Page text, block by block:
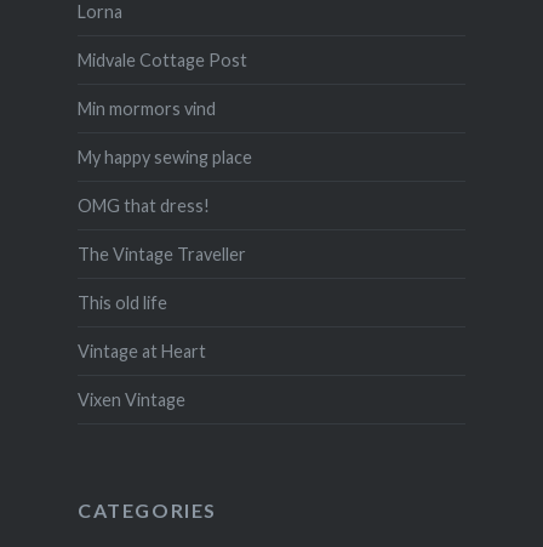
Lorna
Midvale Cottage Post
Min mormors vind
My happy sewing place
OMG that dress!
The Vintage Traveller
This old life
Vintage at Heart
Vixen Vintage
CATEGORIES